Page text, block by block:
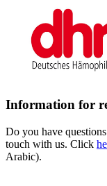
Information for
Do you have
touch with us. Click
Arabic).